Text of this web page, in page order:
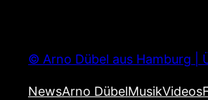
springen
© Arno Dübel aus Hamburg |
NewsArno DübelMusikVideos